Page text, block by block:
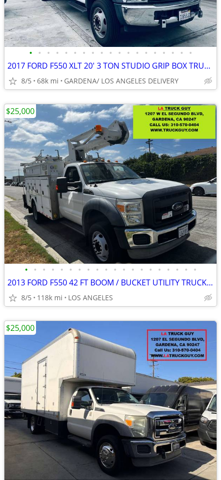
• • • • • • • • • • • • • • • • • • •
2017 FORD F550 XLT 20' 3 TON STUDIO GRIP BOX TRUCK 67K MILES LIFTGATE
8/5 68k mi GARDENA/ LOS ANGELES DELIVERY
• • • • • • • • • • • • • • • • • • • •
2013 FORD F550 42 FT BOOM / BUCKET UTILITY TRUCK 117K MILES GAS
8/5 118k mi LOS ANGELES
$25,000
$25,000